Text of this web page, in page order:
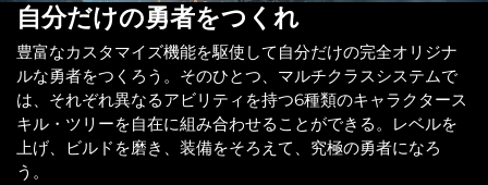
自分だけの勇者をつくれ
豊富なカスタマイズ機能を駆使して自分だけの完全オリジナ
ルな勇者をつくろう。そのひとつ、マルチクラスシステムで
は、それぞれ異なるアビリティを持つ6種類のキャラクタース
キル・ツリーを自在に組み合わせることができる。レベルを
上げ、ビルドを磨き、装備をそろえて、究極の勇者になろ
う。